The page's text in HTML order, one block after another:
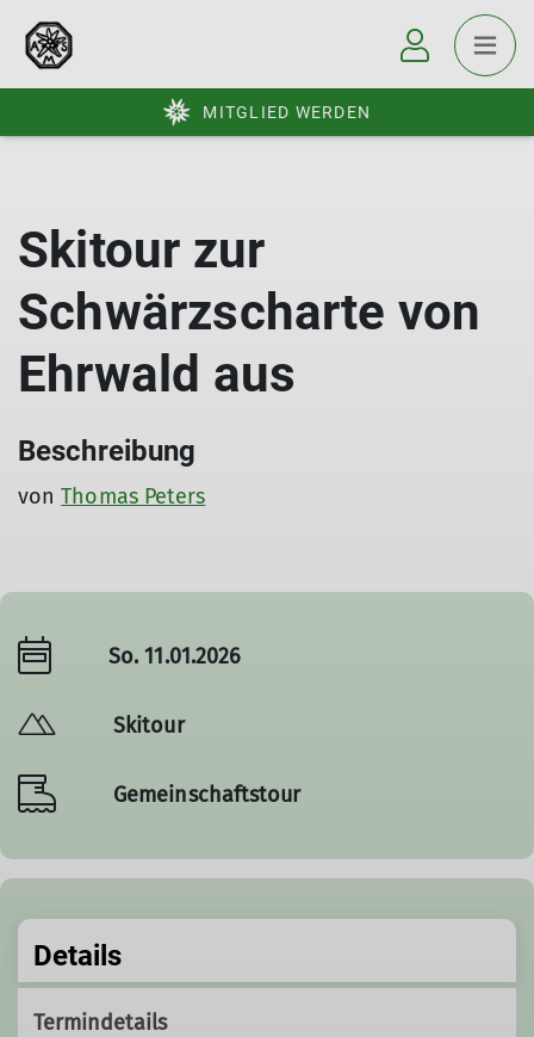
MITGLIED WERDEN
Skitour zur
Schwärzscharte von
Ehrwald aus
Beschreibung
vonThomas Peters
So. 11.01.2026
Skitour
Gemeinschaftstour
Details
Termindetails